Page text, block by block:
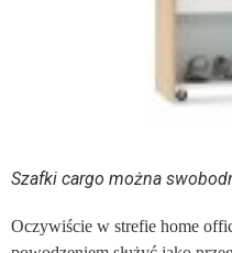
Szafki cargo można
Oczywiście w strefie home